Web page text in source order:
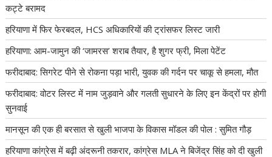
कट्टे बरामद
हरियाणा में फिर फेरबदल, HCS अधिकारियों की ट्रांसफर लिस्ट जारी
हरियाणा: आम-जामुन की ‘जामरस’ शराब तैयार, है शुगर फ्री, मिला पेटेंट
फरीदाबाद: सिगरेट पीने से रोकना पड़ा भारी, युवक की गर्दन पर चाकू से हमला, मौत
फरीदाबाद: वोटर लिस्ट में नाम जुड़वाने और गलती सुधारने के लिए इन केंद्रों पर होगी
सुनवाई
मानसून की एक ही बरसात से खुली भाजपा के विकास मॉडल की पोल : सुमित गौड़
हरियाणा कांग्रेस में बढ़ी अंदरूनी तकरार, कांग्रेस MLA ने बिजेंद्र सिंह को दी खुली